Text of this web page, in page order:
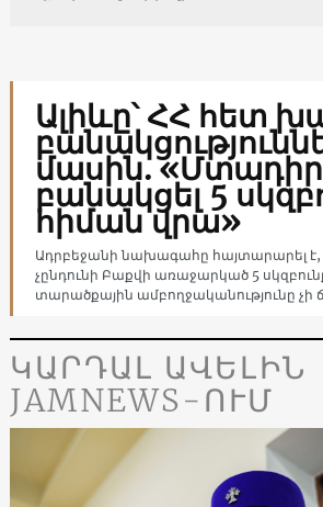
Ալիևը՝ ՀՀ հետ
մասին.
բանակցել 5
հիման վրա»
Ադրբեջանի նախագահը հայտարարել է,
չընդունի Բաքվի առաջարկած 5
տարածքային ամբողջականությունը չի
ԿԱՐԴԱԼ ԱՎԵԼԻՆ
JAMNEWS-ՈՒՄ